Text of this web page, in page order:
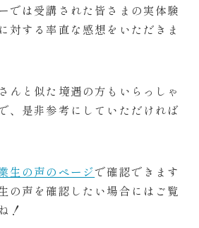
では受講された皆さまの実体験
対する率直な感想をいただきま
んと似た境遇の方もいらっしゃ
、是非参考にしていただければ
生の声のページで確認できます
の声を確認したい場合にはご覧
！